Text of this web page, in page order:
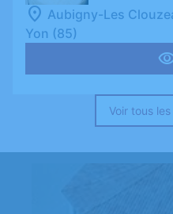
Aubigny-Les
Yon (85)
Voir tous